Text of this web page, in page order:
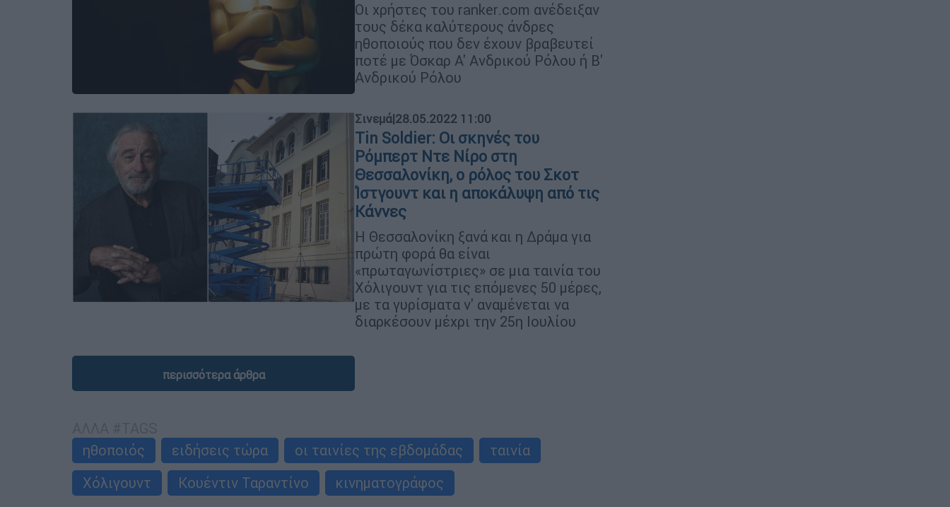
Οι χρήστες του ranker.com ανέδειξαν
τους δέκα καλύτερους άνδρες
ηθοποιούς που δεν έχουν βραβευτεί
ποτέ με Όσκαρ Α' Ανδρικού Ρόλου ή Β'
Ανδρικού Ρόλου
Σινεμά|28.05.2022 11:00
Tin Soldier: Οι σκηνές του
Ρόμπερτ Ντε Νίρο στη
Θεσσαλονίκη, ο ρόλος του Σκοτ
Ίστγουντ και η αποκάλυψη από τις
Κάννες
Η Θεσσαλονίκη ξανά και η Δράμα για
πρώτη φορά θα είναι
«πρωταγωνίστριες» σε μια ταινία του
Χόλιγουντ για τις επόμενες 50 μέρες,
με τα γυρίσματα ν' αναμένεται να
διαρκέσουν μέχρι την 25η Ιουλίου
περισσότερα άρθρα
ηθοποιός
ειδήσεις τώρα οι ταινίες της εβδομάδας
ταινία
Χόλιγουντ
Κουέντιν Ταραντίνο κινηματογράφος